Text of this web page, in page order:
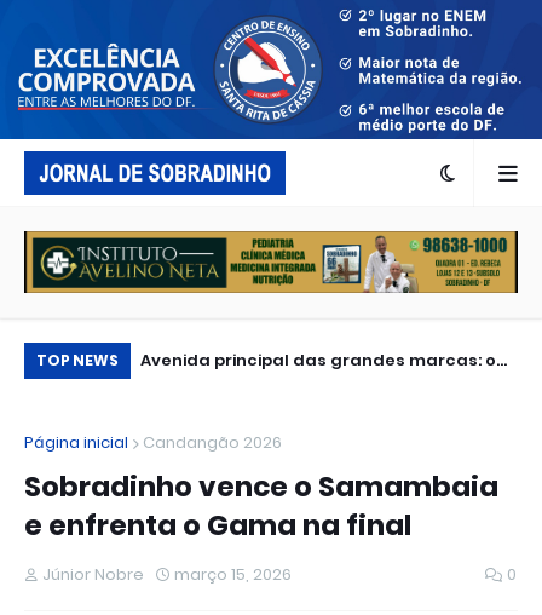
TOP NEWS
Avenida principal das grandes marcas: o
Caixa, BB e Spaten ao Capital Moto Week?
Página inicial Candangão 2026
Sobradinho vence o Samambaia
e enfrenta o Gama na final
Júnior Nobre março 15, 2026 0